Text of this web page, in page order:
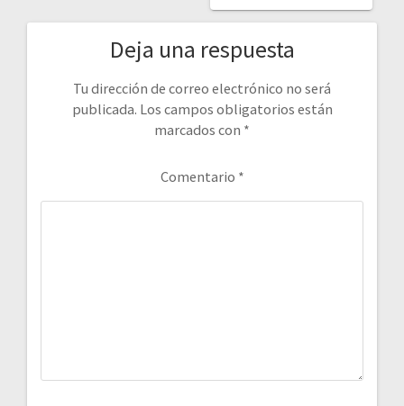
Deja una respuesta
Tu dirección de correo electrónico no será
publicada. Los campos obligatorios están
marcados con *
Comentario *